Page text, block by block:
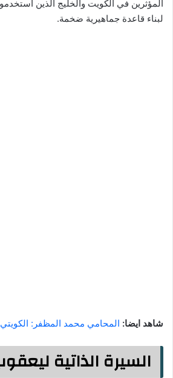
المؤثرين في الكويت والخليج الذين
لبناء قاعدة جماهيرية ضخمة.
شاهد ايضا: المحامي محمد المظفر: الكويتي
السيرة الذاتية